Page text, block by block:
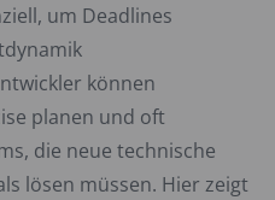
um Deadlines
können
planen und oft
die neue technische
lösen müssen. Hier zeigt